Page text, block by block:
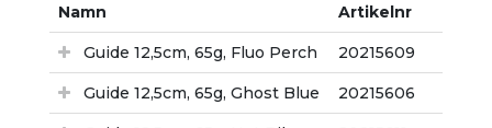
Namn Artikelnr
Guide 12,5cm, 65g, Fluo Perch 20215609
Guide 12,5cm, 65g, Ghost Blue 20215606